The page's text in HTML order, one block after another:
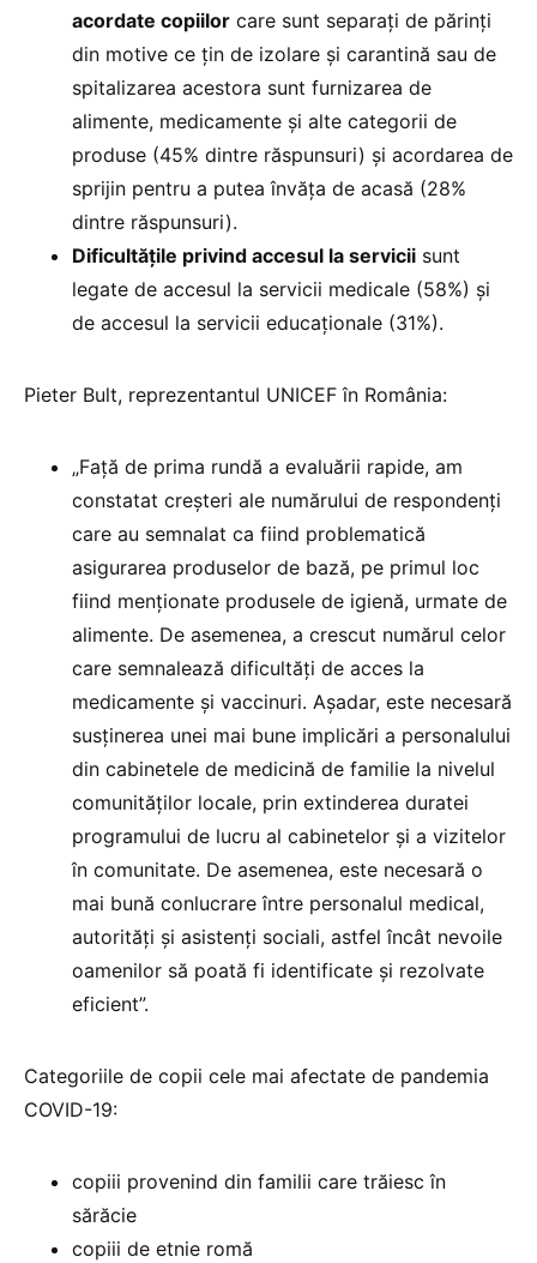
acordate copiilor care sunt separați de părinți
din motive ce țin de izolare și carantină sau de
spitalizarea acestora sunt furnizarea de
alimente, medicamente și alte categorii de
produse (45% dintre răspunsuri) și acordarea de
sprijin pentru a putea învăța de acasă (28%
dintre răspunsuri).
Dificultățile privind accesul la servicii sunt
legate de accesul la servicii medicale (58%) și
de accesul la servicii educaționale (31%).
Pieter Bult, reprezentantul UNICEF în România:
„Față de prima rundă a evaluării rapide, am
constatat creșteri ale numărului de respondenți
care au semnalat ca fiind problematică
asigurarea produselor de bază, pe primul loc
fiind menționate produsele de igienă, urmate de
alimente. De asemenea, a crescut numărul celor
care semnalează dificultăți de acces la
medicamente și vaccinuri. Așadar, este necesară
susținerea unei mai bune implicări a personalului
din cabinetele de medicină de familie la nivelul
comunităților locale, prin extinderea duratei
programului de lucru al cabinetelor și a vizitelor
în comunitate. De asemenea, este necesară o
mai bună conlucrare între personalul medical,
autorități și asistenți sociali, astfel încât nevoile
oamenilor să poată fi identificate și rezolvate
eficient”.
Categoriile de copii cele mai afectate de pandemia
COVID-19:
copiii provenind din familii care trăiesc în
sărăcie
copiii de etnie romă